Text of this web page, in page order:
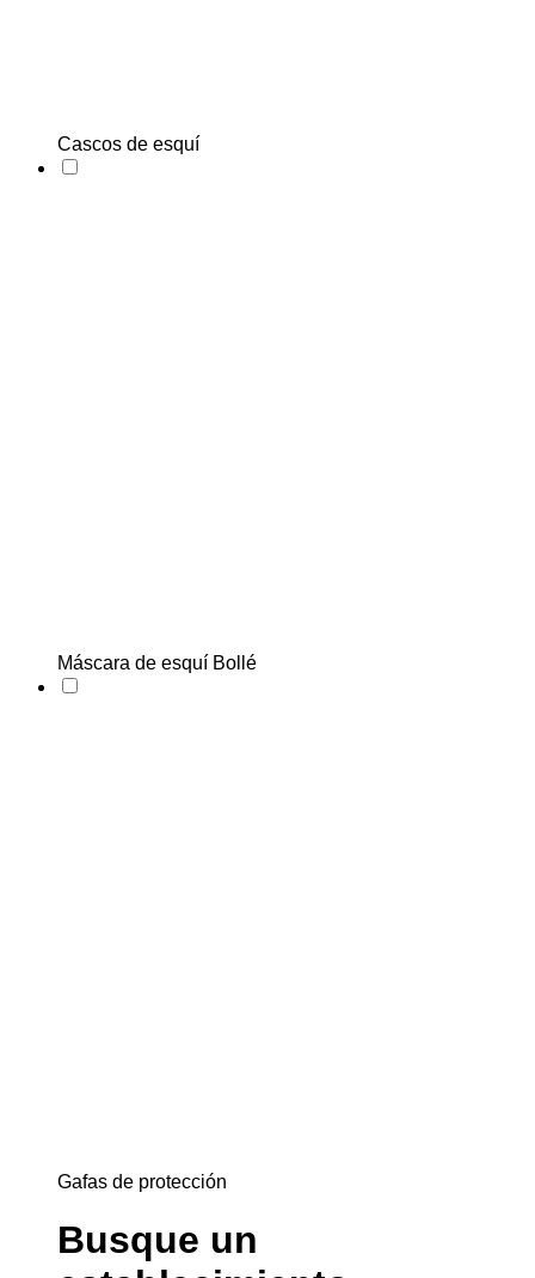
Cascos de esquí
Máscara de esquí Bollé
Gafas de protección
Busque un